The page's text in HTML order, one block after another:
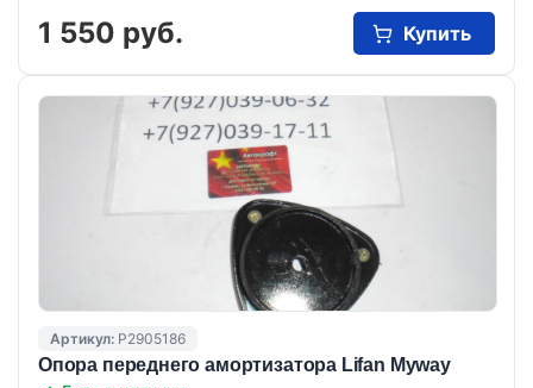
1 550 руб. Купить
Артикул: P2905186
Опора переднего амортизатора Lifan Myway